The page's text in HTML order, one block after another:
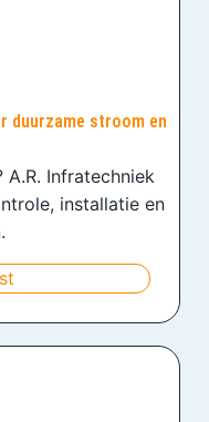
duurzame stroom en
A.R. Infratechniek
installatie en